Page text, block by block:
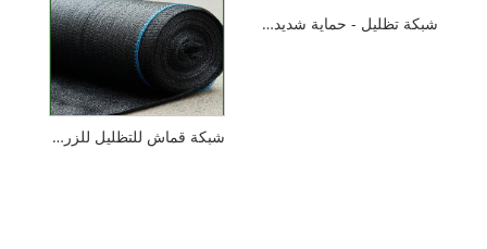
شبكة قماش للتظليل للزراعة
شبكة تظليل - حماية شديدة التحمل للأشعة فوق البنفسجية للحديقة